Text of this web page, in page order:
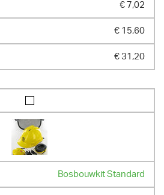
€ 7,02
€ 15,60
€ 31,20
Bosbouwkit Standard